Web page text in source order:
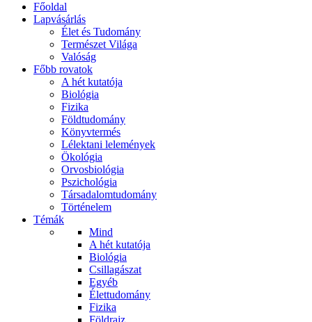
Főoldal
Lapvásárlás
Élet és Tudomány
Természet Világa
Valóság
Főbb rovatok
A hét kutatója
Biológia
Fizika
Földtudomány
Könyvtermés
Lélektani lelemények
Ökológia
Orvosbiológia
Pszichológia
Társadalomtudomány
Történelem
Témák
Mind
A hét kutatója
Biológia
Csillagászat
Egyéb
Élettudomány
Fizika
Földrajz